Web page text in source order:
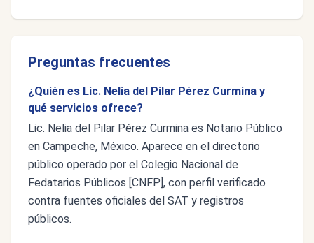
Preguntas frecuentes
¿Quién es Lic. Nelia del Pilar Pérez Curmina y
qué servicios ofrece?
Lic. Nelia del Pilar Pérez Curmina es Notario Público
en Campeche, México. Aparece en el directorio
público operado por el Colegio Nacional de
Fedatarios Públicos [CNFP], con perfil verificado
contra fuentes oficiales del SAT y registros
públicos.